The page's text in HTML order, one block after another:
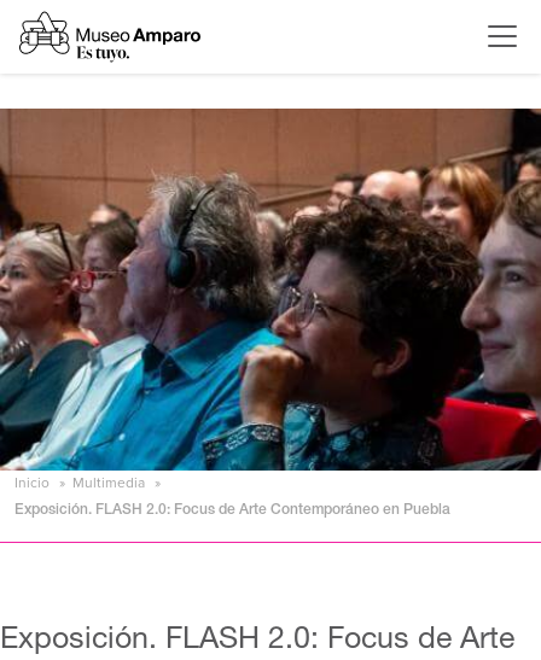
Inicio Multimedia
Exposición. FLASH 2.0: Focus de Arte Contemporáneo en Puebla
Exposición. FLASH 2.0: Focus de Arte